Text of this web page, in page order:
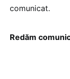
comunicat.
Redăm